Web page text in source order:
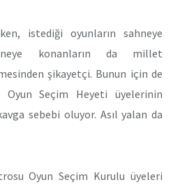
istediği oyunların sahneye
konanların da millet
şikayetçi. Bunun için de
Oyun Seçim Heyeti üyelerinin
sebebi oluyor. Asıl yalan da
Oyun Seçim Kurulu üyeleri